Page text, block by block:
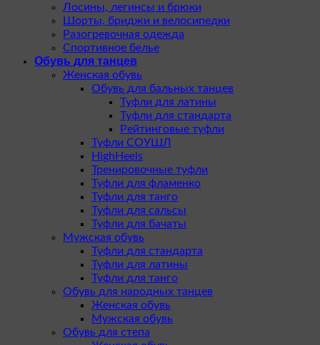
Лосины, легинсы и брюки
Шорты, бриджи и велосипедки
Разогревочная одежда
Спортивное белье
Обувь для танцев
Женская обувь
Обувь для бальных танцев
Туфли для латины
Туфли для стандарта
Рейтинговые туфли
Туфли СОУШЛ
HighHeels
Тренировочные туфли
Туфли для фламенко
Туфли для танго
Туфли для сальсы
Туфли для бачаты
Мужская обувь
Туфли для стандарта
Туфли для латины
Туфли для танго
Обувь для народных танцев
Женская обувь
Мужская обувь
Обувь для степа